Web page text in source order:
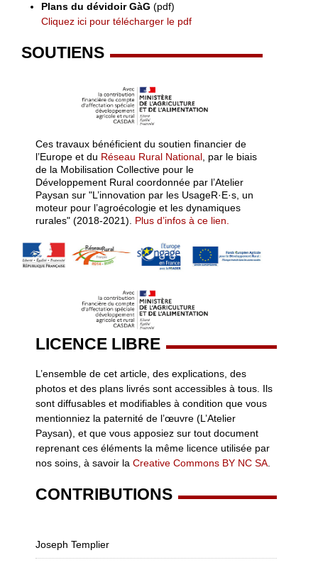
Plans du dévidoir GàG (pdf)
Cliquez ici pour télécharger le pdf
SOUTIENS
Ces travaux bénéficient du soutien financier de
l’Europe et du Réseau Rural National, par le biais
de la Mobilisation Collective pour le
Développement Rural coordonnée par l’Atelier
Paysan sur "L’innovation par les UsageR·E·s, un
moteur pour l’agroécologie et les dynamiques
rurales" (2018-2021). Plus d’infos à ce lien.
LICENCE LIBRE
L’ensemble de cet article, des explications, des
photos et des plans livrés sont accessibles à tous. Ils
sont diffusables et modifiables à condition que vous
mentionniez la paternité de l’œuvre (L’Atelier
Paysan), et que vous apposiez sur tout document
reprenant ces éléments la même licence utilisée par
nos soins, à savoir la Creative Commons BY NC SA.
CONTRIBUTIONS
Joseph Templier